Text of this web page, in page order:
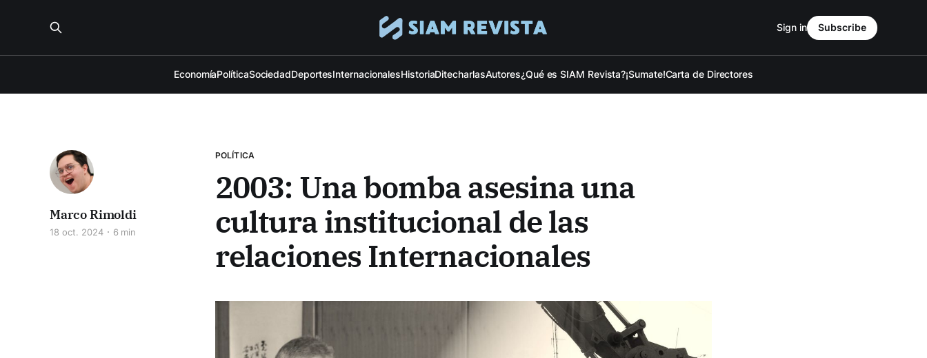
EconomíaPolíticaSociedadDeportesInternacionalesHistoriaDitecharlasAutores¿Qué es SIAM Revista?¡Sumate!Carta de Directores
Sign in Subscribe
POLÍTICA
2003: Una bomba asesina una
cultura institucional de las
relaciones Internacionales
Marco Rimoldi
18 oct. 2024 6 min